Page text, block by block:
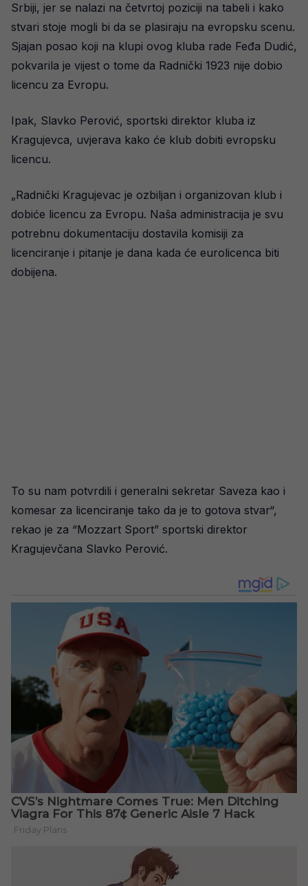
Srbiji, jer se nalazi na četvrtoj poziciji na tabeli i kako
stvari stoje mogli bi da se plasiraju na evropsku scenu.
Sjajan posao koji na klupi ovog kluba rade Feđa Dudić,
pokvarila je vijest o tome da Radnički 1923 nije dobio
licencu za Evropu.
Ipak, Slavko Perović, sportski direktor kluba iz
Kragujevca, uvjerava kako će klub dobiti evropsku
licencu.
„Radnički Kragujevac je ozbiljan i organizovan klub i
dobiće licencu za Evropu. Naša administracija je svu
potrebnu dokumentaciju dostavila komisiji za
licenciranje i pitanje je dana kada će eurolicenca biti
dobijena.
To su nam potvrdili i generalni sekretar Saveza kao i
komesar za licenciranje tako da je to gotova stvar“,
rekao je za “Mozzart Sport” sportski direktor
Kragujevčana Slavko Perović.